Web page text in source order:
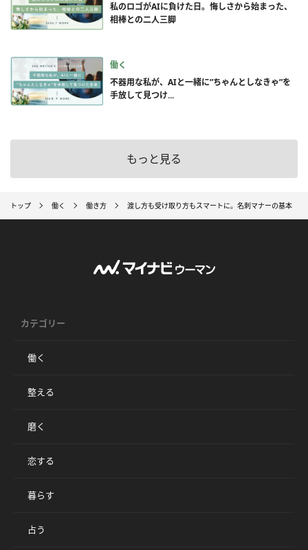
私のロゴがAIに負けた日。悔しさから始まった、
相棒との二人三脚
働く
不器用な私が、AIと一緒に”ちゃんとしなきゃ”を
手放して見つけ...
もっと見る
トップ 働く 働き方 渡し方も受け取り方もスマートに。名刺マナーの基本
カテゴリー
働く
整える
磨く
恋する
暮らす
占う